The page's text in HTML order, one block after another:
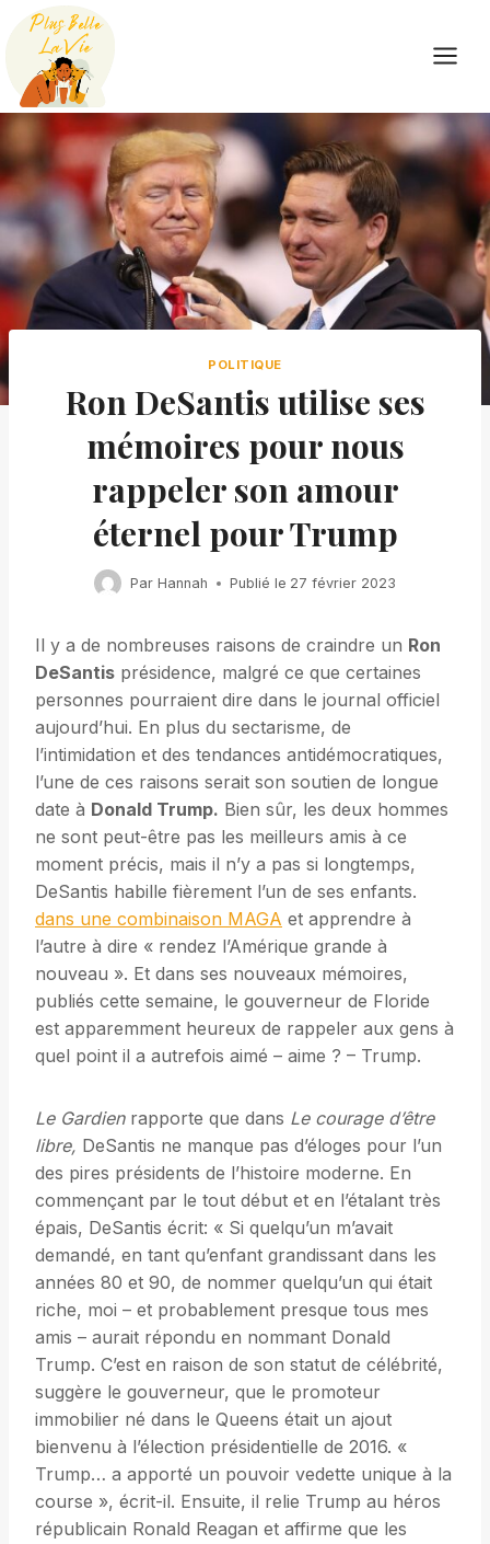
Skip
content
POLITIQUE
Ron DeSantis utilise ses
mémoires pour nous
rappeler son amour
éternel pour Trump
Par Hannah Publié le 27 février 2023
Il y a de nombreuses raisons de craindre un Ron
DeSantis présidence, malgré ce que certaines
personnes pourraient dire dans le journal officiel
aujourd’hui. En plus du sectarisme, de
l’intimidation et des tendances antidémocratiques,
l’une de ces raisons serait son soutien de longue
date à Donald Trump. Bien sûr, les deux hommes
ne sont peut-être pas les meilleurs amis à ce
moment précis, mais il n’y a pas si longtemps,
DeSantis habille fièrement l’un de ses enfants.
dans une combinaison MAGA et apprendre à
l’autre à dire « rendez l’Amérique grande à
nouveau ». Et dans ses nouveaux mémoires,
publiés cette semaine, le gouverneur de Floride
est apparemment heureux de rappeler aux gens à
quel point il a autrefois aimé – aime ? – Trump.
Le Gardienrapporte que dans Le courage d’être
libre, DeSantis ne manque pas d’éloges pour l’un
des pires présidents de l’histoire moderne. En
commençant par le tout début et en l’étalant très
épais, DeSantis écrit: « Si quelqu’un m’avait
demandé, en tant qu’enfant grandissant dans les
années 80 et 90, de nommer quelqu’un qui était
riche, moi – et probablement presque tous mes
amis – aurait répondu en nommant Donald
Trump. C’est en raison de son statut de célébrité,
suggère le gouverneur, que le promoteur
immobilier né dans le Queens était un ajout
bienvenu à l’élection présidentielle de 2016. «
Trump… a apporté un pouvoir vedette unique à la
course », écrit-il. Ensuite, il relie Trump au héros
républicain Ronald Reagan et affirme que les